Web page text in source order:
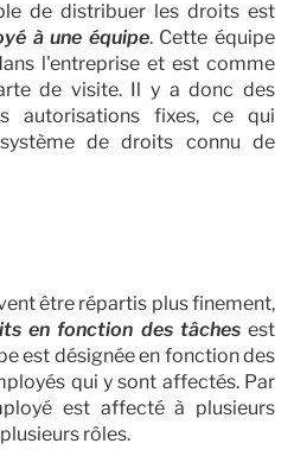
de distribuer les droits est
à une équipe. Cette équipe
l'entreprise et est comme
de visite. Il y a donc des
autorisations fixes, ce qui
de droits connu de
être répartis plus finement,
en fonction des tâchesest
est désignée en fonction des
qui y sont affectés. Par
est affecté à plusieurs
rôles.